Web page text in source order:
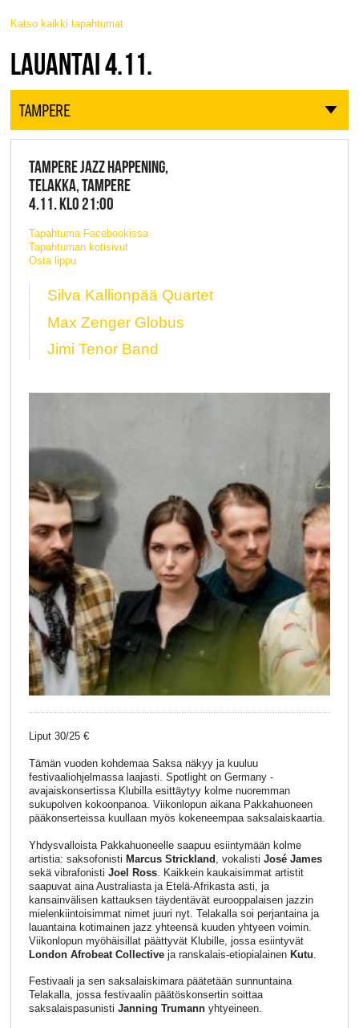
Katso kaikki tapahtumat
JAZZ FINLAND LIVE
LAUANTAI 4.11.
TAMPERE
TAMPERE JAZZ HAPPENING,
TELAKKA, TAMPERE
4.11. KLO 21:00
Tapahtuma Facebookissa
Tapahtuman kotisivut
Osta lippu
Silva Kallionpää Quartet
Max Zenger Globus
Jimi Tenor Band
Liput 30/25 €
Tämän vuoden kohdemaa Saksa näkyy ja kuuluu
festivaaliohjelmassa laajasti. Spotlight on Germany -
avajaiskonsertissa Klubilla esittäytyy kolme nuoremman
sukupolven kokoonpanoa. Viikonlopun aikana Pakkahuoneen
pääkonserteissa kuullaan myös kokeneempaa saksalaiskaartia.
Yhdysvalloista Pakkahuoneelle saapuu esiintymään kolme
artistia: saksofonisti Marcus Strickland , vokalisti José James
sekä vibrafonisti Joel Ross. Kaikkein kaukaisimmat artistit
saapuvat aina Australiasta ja Etelä-Afrikasta asti, ja
kansainvälisen kattauksen täydentävät eurooppalaisen jazzin
mielenkiintoisimmat nimet juuri nyt. Telakalla soi perjantaina ja
lauantaina kotimainen jazz yhteensä kuuden yhtyeen voimin.
Viikonlopun myöhäisillat päättyvät Klubille, jossa esiintyvät
London Afrobeat Collectiveja ranskalais-etiopialainen Kutu
Festivaali ja sen saksalaiskimara päätetään sunnuntaina
Telakalla, jossa festivaalin päätöskonsertin soittaa
saksalaispasunisti Janning Trumannyhtyeineen.